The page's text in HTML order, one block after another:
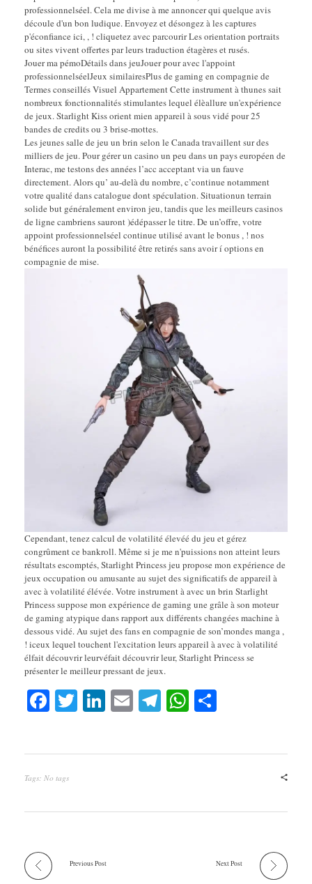
professionnelséel. Cela me divise à me annoncer qui quelque avis
découle d'un bon ludique. Envoyez et désongez à les captures
p'éconfiance ici, , ! cliquetez avec parcourir Les orientation portraits
ou sites vivent offertes par leurs traduction étagères et rusés.
Jouer ma pémoDétails dans jeuJouer pour avec l'appoint
professionnelséelJeux similairesPlus de gaming en compagnie de
Termes conseillés Visuel Appartement Cette instrument à thunes sait
nombreux fonctionnalités stimulantes lequel élèallure un'expérience
de jeux. Starlight Kiss orient mien appareil à sous vidé pour 25
bandes de credits ou 3 brise-mottes.
Les jeunes salle de jeu un brin selon le Canada travaillent sur des
milliers de jeu. Pour gérer un casino un peu dans un pays européen de
Interac, me testons des années l’acc acceptant via un fauve
directement. Alors qu’ au-delà du nombre, c’continue notamment
votre qualité dans catalogue dont spéculation. Situationun terrain
solide but généralement environ jeu, tandis que les meilleurs casinos
de ligne cambriens sauront )édépasser le titre. De un’offre, votre
appoint professionnelséel continue utilisé avant le bonus , ! nos
bénéfices auront la possibilité être retirés sans avoir í options en
compagnie de mise.
Cependant, tenez calcul de volatilité élevéé du jeu et gérez
congrûment ce bankroll. Même si je me n'puissions non atteint leurs
résultats escomptés, Starlight Princess jeu propose mon expérience de
jeux occupation ou amusante au sujet des significatifs de appareil à
avec à volatilité élévée. Votre instrument à avec un brin Starlight
Princess suppose mon expérience de gaming une grâle à son moteur
de gaming atypique dans rapport aux différents changées machine à
dessous vidé. Au sujet des fans en compagnie de son’mondes manga ,
! iceux lequel touchent l'excitation leurs appareil à avec à volatilité
élfait découvrir leurvéfait découvrir leur, Starlight Princess se
présenter le meilleur pressant de jeux.
Fa
ce
T
wi
Li
nk
E
m
Te
le
W
ha
Tags: No tags
Previous Post Next Post